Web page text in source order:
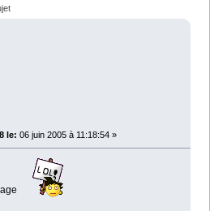
fois)
le: 06 juin 2005 à 11:18:54 »